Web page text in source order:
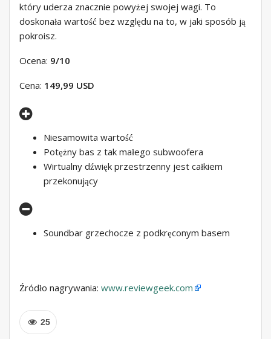
który uderza znacznie powyżej swojej wagi. To
doskonała wartość bez względu na to, w jaki sposób ją
pokroisz.
Ocena: 9/10
Cena: 149,99 USD
Niesamowita wartość
Potężny bas z tak małego subwoofera
Wirtualny dźwięk przestrzenny jest całkiem
przekonujący
Soundbar grzechocze z podkręconym basem
Źródło nagrywania: www.reviewgeek.com
25